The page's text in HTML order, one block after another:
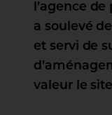
l’agence
a soulevé
et servi de
valeur le